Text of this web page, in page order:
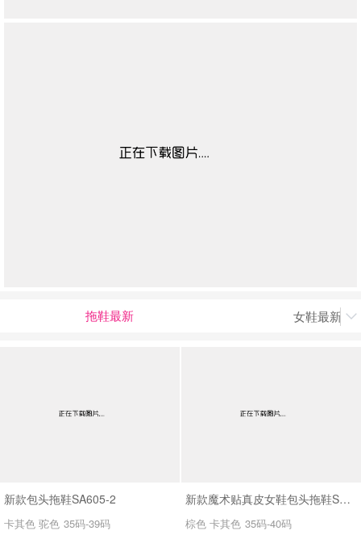
拖鞋最新 女鞋最新上

新款包头拖鞋SA605-2
卡其色 驼色 35码-39码
新款魔术贴真皮女鞋包头拖鞋SA3105
棕色 卡其色 35码-40码